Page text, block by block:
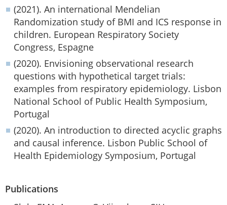
(2021). An international Mendelian
Randomization study of BMI and ICS response in
children. European Respiratory Society
Congress, Espagne
(2020). Envisioning observational research
questions with hypothetical target trials:
examples from respiratory epidemiology. Lisbon
National School of Public Health Symposium,
Portugal
(2020). An introduction to directed acyclic graphs
and causal inference. Lisbon Public School of
Health Epidemiology Symposium, Portugal
Publications